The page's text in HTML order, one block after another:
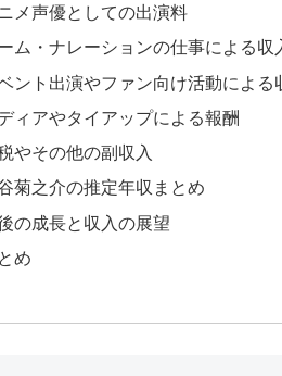
メ声優としての出演料
ム・ナレーションの仕事による収
ント出演やファン向け活動による
ィアやタイアップによる報酬
やその他の副収入
菊之介の推定年収まとめ
の成長と収入の展望
め